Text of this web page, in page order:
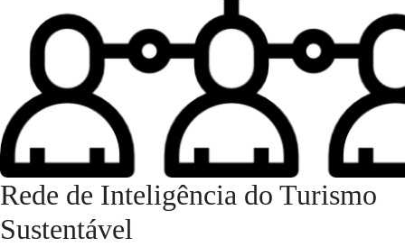
Rede de Inteligência do Turismo
Sustentável